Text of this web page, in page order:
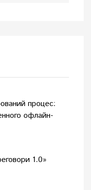
процес:
офлайн-
1.0»